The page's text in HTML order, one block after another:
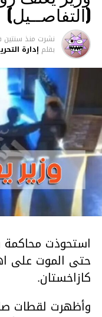
(التفاصــيل)
نشرت منذ سنتين
بقلم إدارة
استحوذت
حتى الموت على
كازاخستان.
وأظهرت لقطات